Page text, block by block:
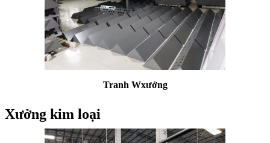
Tranh Wxưởng
Xưởng kim loại